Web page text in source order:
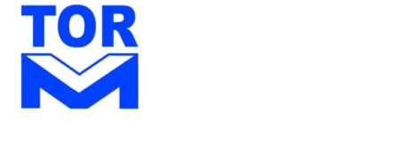
Matrices
Molars
Kit
Διαφανή
Προσχηματισμένα
Τοιχώματα